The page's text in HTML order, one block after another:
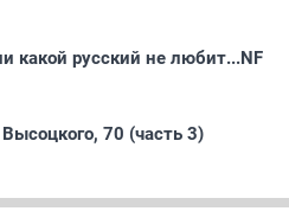
какой русский не любит...NF
70 (часть 3)